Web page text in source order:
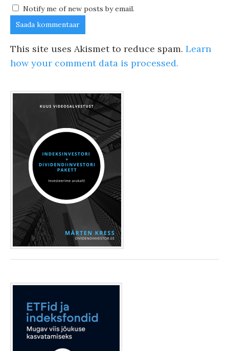
Notify me of new posts by email.
This site uses Akismet to reduce spam. Learn
how your comment data is processed.